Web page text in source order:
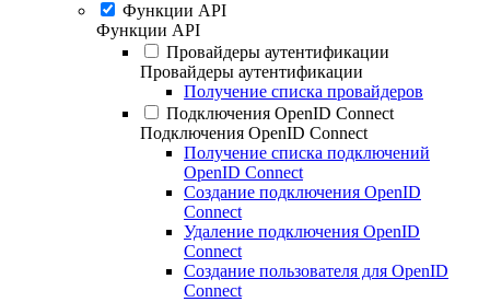
Функции API
Функции API
Провайдеры аутентификации
Провайдеры аутентификации
Получение списка провайдеров
Подключения OpenID Connect
Подключения OpenID Connect
Получение списка подключений
OpenID Connect
Создание подключения OpenID
Connect
Удаление подключения OpenID
Connect
Создание пользователя для OpenID
Connect